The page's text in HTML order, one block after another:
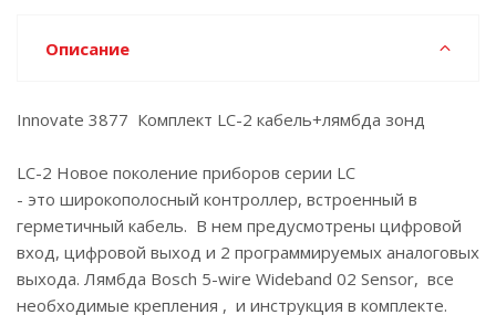
Описание
Innovate 3877 Комплект LC-2 кабель+лямбда зонд
LC-2 Новое поколение приборов серии LC
- это широкополосный контроллер, встроенный в
герметичный кабель. В нем предусмотрены цифровой
вход, цифровой выход и 2 программируемых аналоговых
выхода. Лямбда Bosch 5-wire Wideband 02 Sensor, все
необходимые крепления , и инструкция в комплекте.